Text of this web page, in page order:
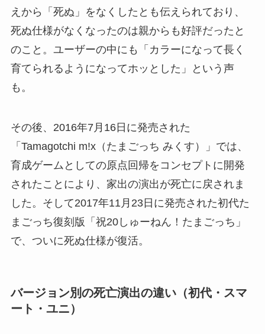
えから「死ぬ」をなくしたとも伝えられており、
死ぬ仕様がなくなったのは親からも好評だったと
のこと。ユーザーの中にも「カラーになって長く
育てられるようになってホッとした」という声
も。
その後、2016年7月16日に発売された
「Tamagotchi m!x（たまごっち みくす）」では、
育成ゲームとしての原点回帰をコンセプトに開発
されたことにより、家出の演出が死亡に戻されま
した。そして2017年11月23日に発売された初代た
まごっち復刻版「祝20しゅーねん！たまごっち」
で、ついに死ぬ仕様が復活。
バージョン別の死亡演出の違い（初代・スマ
ート・ユニ）